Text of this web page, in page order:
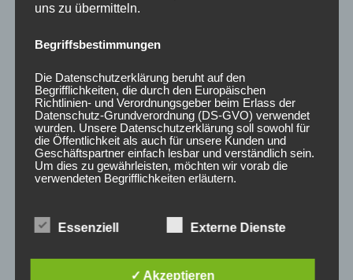
450,00€ *
Bewertet
mit
5
19×8,5 ET35 5×120
19×8 ET40 5×112
Brushed Titanium
uns zu übermitteln.
Begriffsbestimmungen
Die Datenschutzerklärung beruht auf den
Begrifflichkeiten, die durch den Europäischen
Richtlinien- und Verordnungsgeber beim Erlass der
Datenschutz-Grundverordnung (DS-GVO) verwendet
wurden. Unsere Datenschutzerklärung soll sowohl für
die Öffentlichkeit als auch für unsere Kunden und
Geschäftspartner einfach lesbar und verständlich sein.
Um dies zu gewährleisten, möchten wir vorab die
verwendeten Begrifflichkeiten erläutern.
Wir verwenden in dieser Datenschutzerklärung
unter anderem die folgenden Begriffe:
Essenziell Externe Dienste
✓ Akzeptieren